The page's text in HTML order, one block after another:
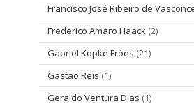
Francisco José Ribeiro de
Frederico Amaro Haack (2)
Gabriel Kopke Fróes (21)
Gastão Reis (1)
Geraldo Ventura Dias (1)